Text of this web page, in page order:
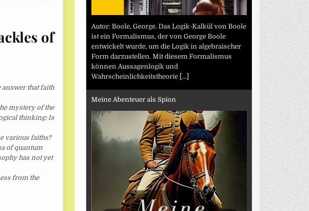
Autor: Boole, George. Das Logik-Kalkül von Boole
ist ein Formalismus, der von George Boole
entwickelt wurde, um die Logik in algebraischer
Form darzustellen. Mit diesem Formalismus
können Aussagenlogik und
Wahrscheinlichkeitstheorie [...]
Meine Abenteuer als Spion